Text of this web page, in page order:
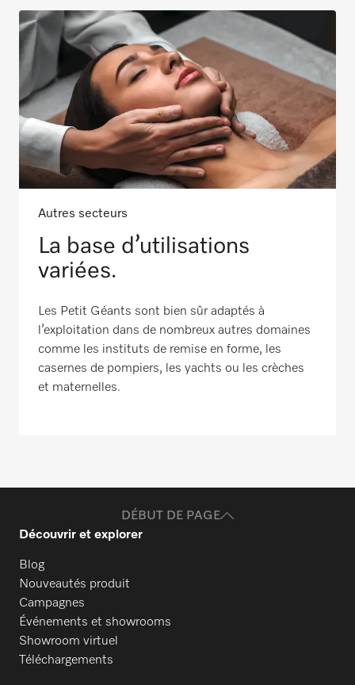
Autres secteurs
La base d’utilisations
variées.
Les Petit Géants sont bien sûr adaptés à
l’exploitation dans de nombreux autres domaines
comme les instituts de remise en forme, les
casernes de pompiers, les yachts ou les crèches
et maternelles.
DÉBUT DE PAGE
Découvrir et explorer
Blog
Nouveautés produit
Campagnes
Événements et showrooms
Showroom virtuel
Téléchargements